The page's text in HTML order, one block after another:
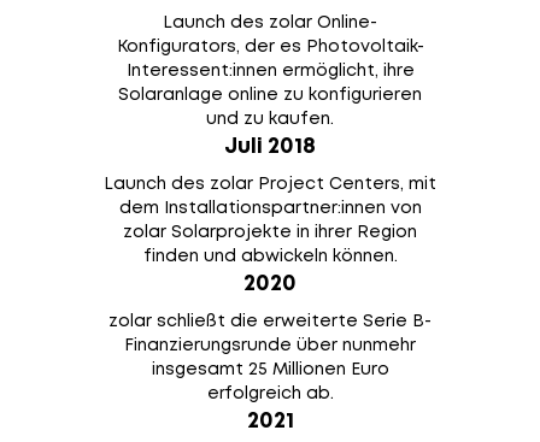
Launch des zolar Online-
Konfigurators, der es Photovoltaik-
Interessent:innen ermöglicht, ihre
Solaranlage online zu konfigurieren
und zu kaufen.
Juli 2018
Launch des zolar Project Centers, mit
dem Installationspartner:innen von
zolar Solarprojekte in ihrer Region
finden und abwickeln können.
2020
zolar schließt die erweiterte Serie B-
Finanzierungsrunde über nunmehr
insgesamt 25 Millionen Euro
erfolgreich ab.
2021